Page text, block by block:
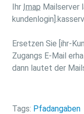
Ihr Imap Mailserver
Ersetzen Sie [ihr-
Zugangs E-Mail
dann lautet der
Tags: Pfadangaben